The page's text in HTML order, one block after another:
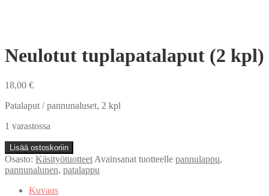
Neulotut tuplapatalaput (2 kpl)
18,00 €
Patalaput / pannunaluset, 2 kpl
1 varastossa
Neulotut
tuplapatalaput
(2
kpl)
määrä
Lisää ostoskoriin
Osasto: Käsityötuotteet Avainsanat tuotteelle pannulappu,
pannunalunen, patalappu
Kuvaus